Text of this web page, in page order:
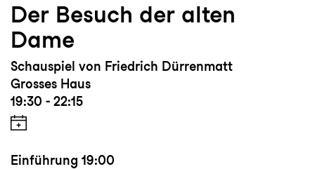
Der Besuch der alten
Dame
Schauspiel von Friedrich Dürrenmatt
Grosses Haus
19:30 - 22:15
Einführung 19:00